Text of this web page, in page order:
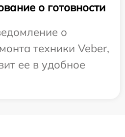
о готовности
о
техники Veber,
ее в удобное